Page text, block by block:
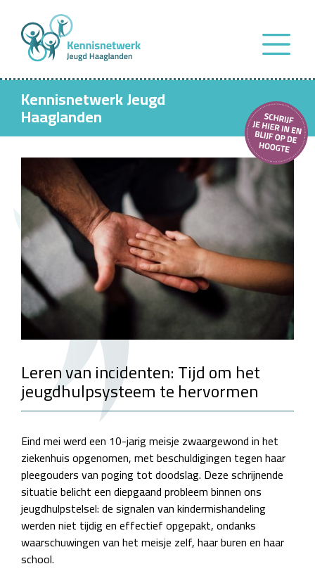
Kennisnetwerk Jeugd
Haaglanden
Leren van incidenten: Tijd om het
jeugdhulpsysteem te hervormen
Eind mei werd een 10-jarig meisje zwaargewond in het
ziekenhuis opgenomen, met beschuldigingen tegen haar
pleegouders van poging tot doodslag. Deze schrijnende
situatie belicht een diepgaand probleem binnen ons
jeugdhulpstelsel: de signalen van kindermishandeling
werden niet tijdig en effectief opgepakt, ondanks
waarschuwingen van het meisje zelf, haar buren en haar
school.